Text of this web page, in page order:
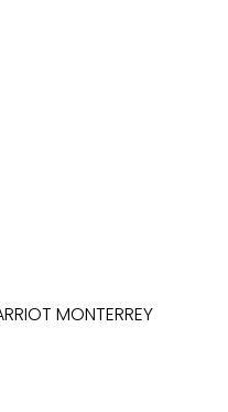
MONTERREY